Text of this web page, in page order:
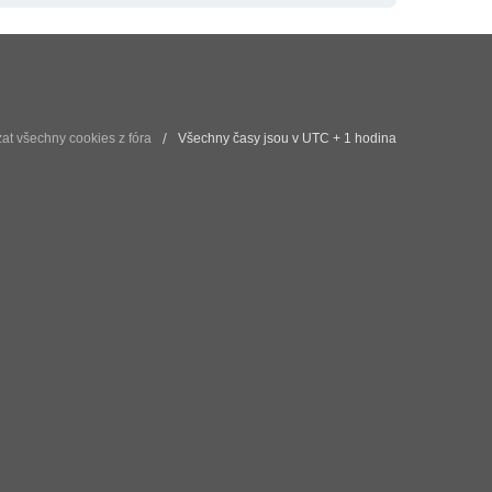
všechny cookies z fóra Všechny časy jsou v UTC + 1 hodina